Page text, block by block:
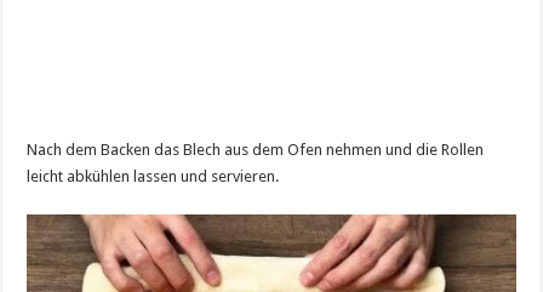
Nach dem Backen das Blech aus dem Ofen nehmen und die Rollen
leicht abkühlen lassen und servieren.